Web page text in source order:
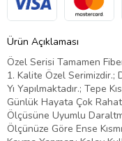
Ürün Açıklaması
Özel Serisi Tamamen
1. Kalite Özel Serimizdir.;
Yı Yapılmaktadır.; Tepe
Günlük Hayata Çok
Ölçüsüne Uyumlu
Ölçünüze Göre Ense